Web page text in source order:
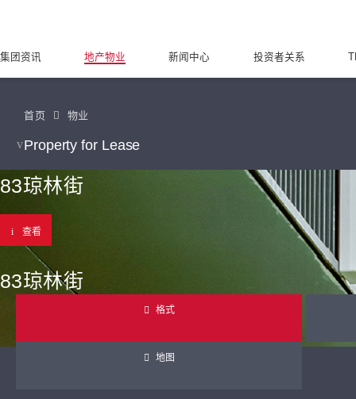
集团资讯 地产物业 新闻中心 投资者关系
首页 物业
Property for Lease
83琼林街
查看
83琼林街
格式
地图